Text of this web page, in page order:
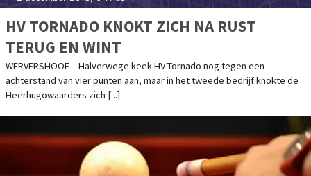
HV TORNADO KNOKT ZICH NA RUST
TERUG EN WINT
WERVERSHOOF – Halverwege keek HV Tornado nog tegen een
achterstand van vier punten aan, maar in het tweede bedrijf knokte de
Heerhugowaarders zich [...]